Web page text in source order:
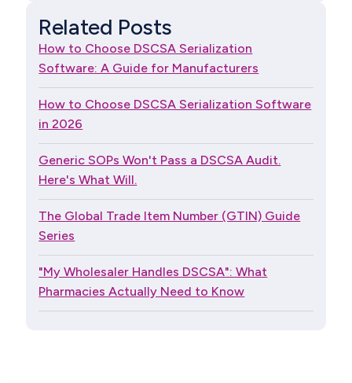
Related Posts
How to Choose DSCSA Serialization
Software: A Guide for Manufacturers
How to Choose DSCSA Serialization Software
in 2026
Generic SOPs Won't Pass a DSCSA Audit.
Here's What Will.
The Global Trade Item Number (GTIN) Guide
Series
"My Wholesaler Handles DSCSA": What
Pharmacies Actually Need to Know